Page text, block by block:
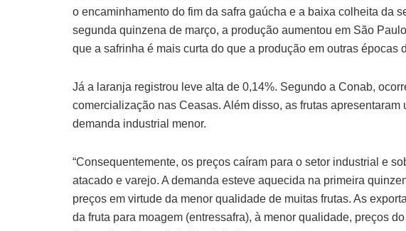
o encaminhamento do fim da safra gaúcha e a baixa colheita da
segunda quinzena de março, a produção aumentou em São
que a safrinha é mais curta do que a produção em outras épocas
Já a laranja registrou leve alta de 0,14%. Segundo a Conab,
comercialização nas Ceasas. Além disso, as frutas
demanda industrial menor.
“Consequentemente, os preços caíram para o setor industrial e
atacado e varejo. A demanda esteve aquecida na primeira
preços em virtude da menor qualidade de muitas frutas. As
da fruta para moagem (entressafra), à menor qualidade, preços